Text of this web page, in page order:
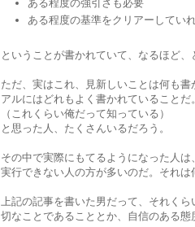
ある程度の強引さも必要
ある程度の基準をクリアーしてい
ということが書かれていて、なるほど、
ただ、実はこれ、見新しいことは何も
アルにはどれもよく書かれていることだ
（これくらい俺だって知っている）
と思った人、たくさんいるだろう。
その中で実際にもてるようになった人
実行できない人の方が多いのだ。それは
上記の記事を書いた男だって、それく
切なことであることとか、自信のある態